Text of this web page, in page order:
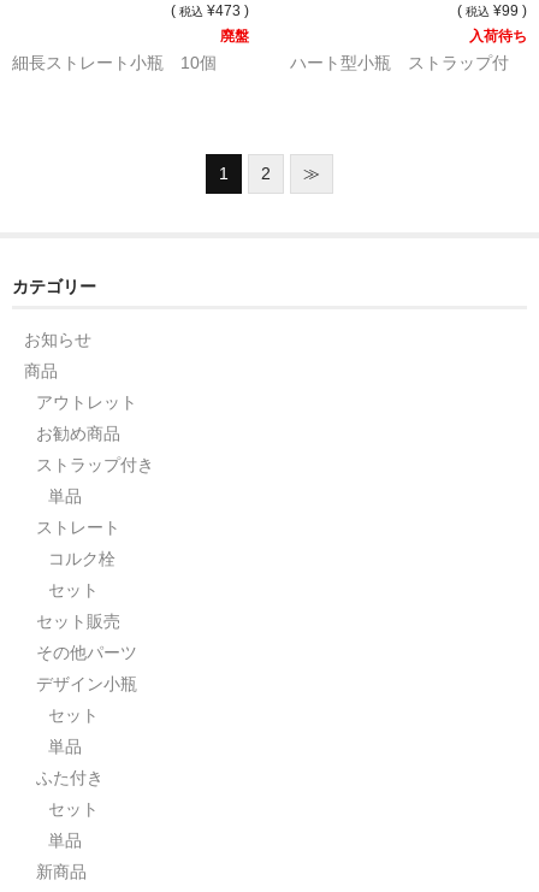
( 税込 ¥473 )
廃盤
細長ストレート小瓶 10個
( 税込 ¥99 )
入荷待ち
ハート型小瓶 ストラップ付
1 2 ≫
カテゴリー
お知らせ
商品
アウトレット
お勧め商品
ストラップ付き
単品
ストレート
コルク栓
セット
セット販売
その他パーツ
デザイン小瓶
セット
単品
ふた付き
セット
単品
新商品